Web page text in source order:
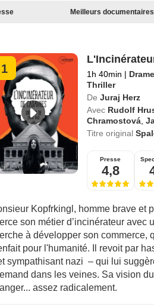
Meilleurs documentaires
1 1h 40min | Drame
Thriller
De Juraj Herz
Avec Rudolf
Chramostová,
Titre original
Presse
4,8
Kopfrkingl, homme brave et
son métier d’incinérateur avec
à développer son commerce,
pour l'humanité. Il revoit par
sympathisant nazi – qui lui
dans les veines. Sa vision
assez radicalement.